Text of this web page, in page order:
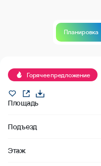
Планировка
Горячее предложение
Площадь
Подъезд
Этаж